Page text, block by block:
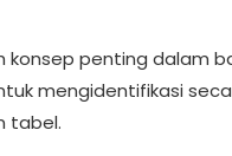
konsep penting dalam
mengidentifikasi
tabel.